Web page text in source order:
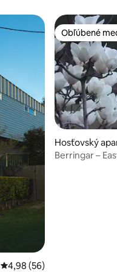
Priemerné ohodnotenie
4,98 (56)
Obľúbené
Obľúbené
Hosťovský
Východný
Berringar –